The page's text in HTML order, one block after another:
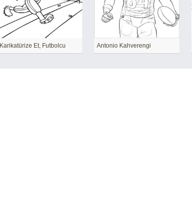
Karikatürize Et, Futbolcu Antonio Kahverengi